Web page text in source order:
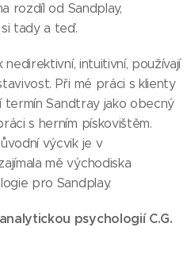
rozdíl od Sandplay,
tady a teď.
intuitivní, používají
Při mé práci s klienty
termín Sandtray jako obecný
s herním pískovištěm.
výcvik je v
mě východiska
pro Sandplay.
psychologií C.G.